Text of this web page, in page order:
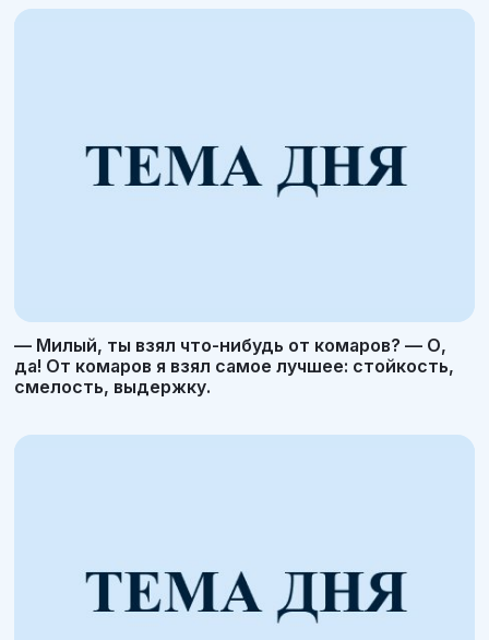
— Милый, ты взял что-нибудь от комаров? — О,
да! От комаров я взял самое лучшее: стойкость,
смелость, выдержку.